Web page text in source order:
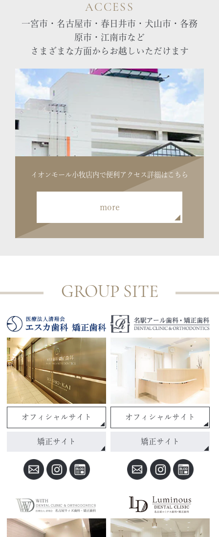
ACCESS
一宮市・名古屋市・春日井市・犬山市・各務
原市・江南市など
さまざまな方面からお越しいただけます
イオンモール小牧店内で便利 アクセス詳細はこちら
more
GROUP SITE
オフィシャルサイト
矯正サイト
オフィシャルサイト
矯正サイト